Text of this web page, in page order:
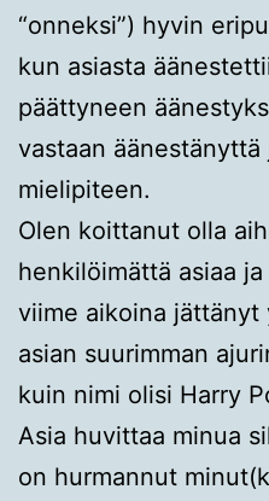
“onneksi”) hyvin
kun asiasta
päättyneen
vastaan
mielipiteen.
Olen koittanut olla
henkilöimättä asiaa
viime aikoina
asian suurimman
kuin nimi olisi Harry
Asia huvittaa minua
on hurmannut